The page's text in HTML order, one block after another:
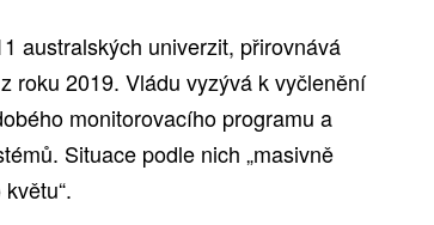
australských univerzit, přirovnává
roku 2019. Vládu vyzývá k vyčlenění
monitorovacího programu a
Situace podle nich „masivně